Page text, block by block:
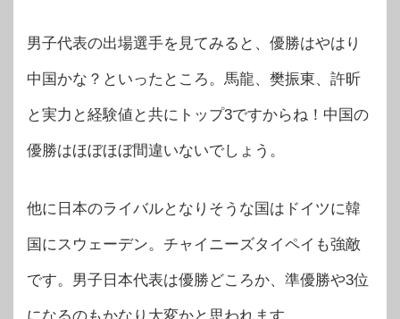
男子代表の出場選手を見てみると、優勝はやはり
中国かな？といったところ。馬龍、樊振東、許昕
と実力と経験値と共にトップ3ですからね！中国の
優勝はほぼほぼ間違いないでしょう。
他に日本のライバルとなりそうな国はドイツに韓
国にスウェーデン。チャイニーズタイペイも強敵
です。男子日本代表は優勝どころか、準優勝や3位